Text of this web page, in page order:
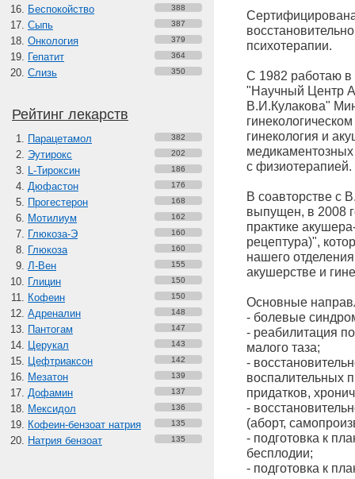
Беспокойство 388
Сыпь 387
Онкология 379
Гепатит 364
Слизь 350
Рейтинг лекарств
Парацетамол 382
Эутирокс 202
L-Тироксин 186
Дюфастон 176
Прогестерон 168
Мотилиум 162
Глюкоза-Э 160
Глюкоза 160
Л-Вен 155
Глицин 150
Кофеин 150
Адреналин 148
Пантогам 147
Церукал 143
Цефтриаксон 142
Мезатон 139
Дофамин 137
Мексидол 136
Кофеин-бензоат натрия 135
Натрия бензоат 135
психотерапии.
С 1982 работаю в
"Научный Центр
В.И.Кулакова"
гинекология и
с физиотерапией.
В соавторстве с
выпущен, в 2008
практике
рецептура)",
нашего
акушерстве и
Основные
- болевые
- реабилитация
малого таза;
-
воспалительных
придатков,
-
(аборт,
- подготовка к
бесплодии;
- подготовка к